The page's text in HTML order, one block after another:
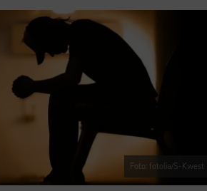
Foto: fotolia/S-Kwest